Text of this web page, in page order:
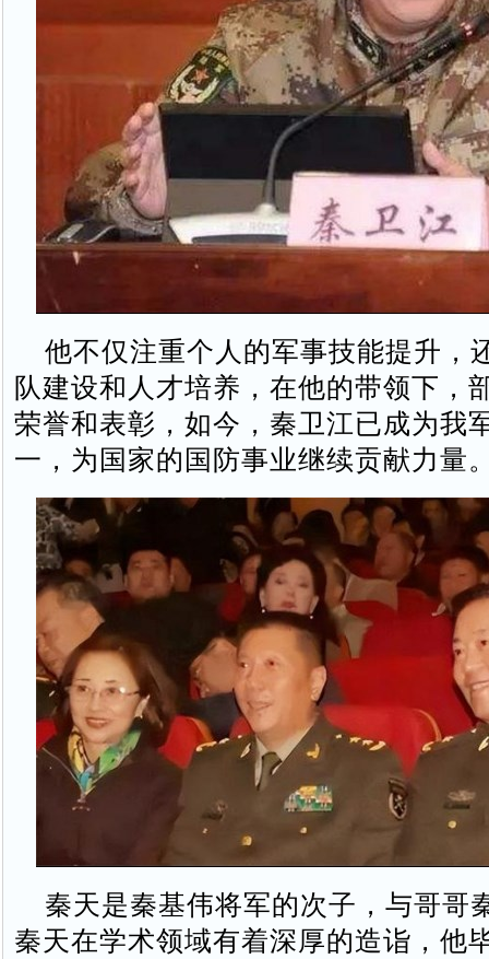
他不仅注重个人的军事技能提升，
队建设和人才培养，在他的带领下，
荣誉和表彰，如今，秦卫江已成为我
一，为国家的国防事业继续贡献力量
秦天是秦基伟将军的次子，与哥哥
秦天在学术领域有着深厚的造诣，他